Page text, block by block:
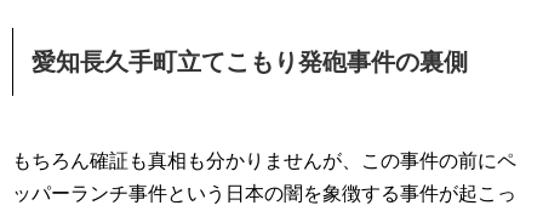
愛知長久手町立てこもり発砲事件の裏側
もちろん確証も真相も分かりませんが、この事件の前にペ
ッパーランチ事件という日本の闇を象徴する事件が起こっ